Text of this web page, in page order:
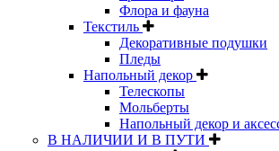
Флора и фауна
Текстиль
Декоративные подушки
Пледы
Напольный декор
Телескопы
Мольберты
Напольный декор и
В НАЛИЧИИ И В ПУТИ